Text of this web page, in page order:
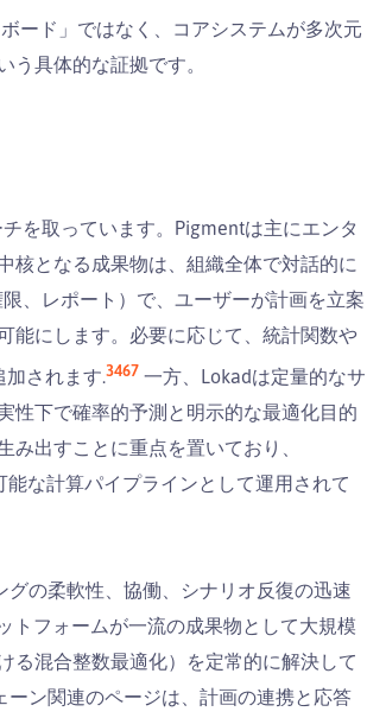
ード」ではなく、コアシステムが多次元
具体的な証拠です。
を取っています。Pigmentは主にエンタ
核となる成果物は、組織全体で対話的に
、レポート）で、ユーザーが計画を立案
能にします。必要に応じて、統計関数や
されます.3467 一方、Lokadは定量的なサ
性下で確率的予測と明示的な最適化目的
出すことに重点を置いており、
な計算パイプラインとして運用されて
の柔軟性、協働、シナリオ反復の迅速
トフォームが一流の成果物として大規模
る混合整数最適化）を定常的に解決して
ン関連のページは、計画の連携と応答